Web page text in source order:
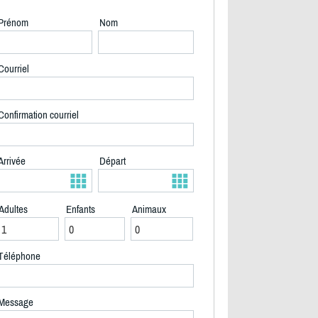
Nom
courriel
Départ
Enfants Animaux